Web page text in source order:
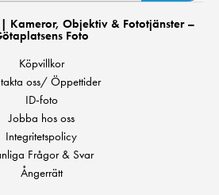
Kameror, Objektiv & Fototjänster –
Foto
Köpvillkor
oss/ Öppettider
ID-foto
Jobba hos oss
Integritetspolicy
Frågor & Svar
Ångerrätt